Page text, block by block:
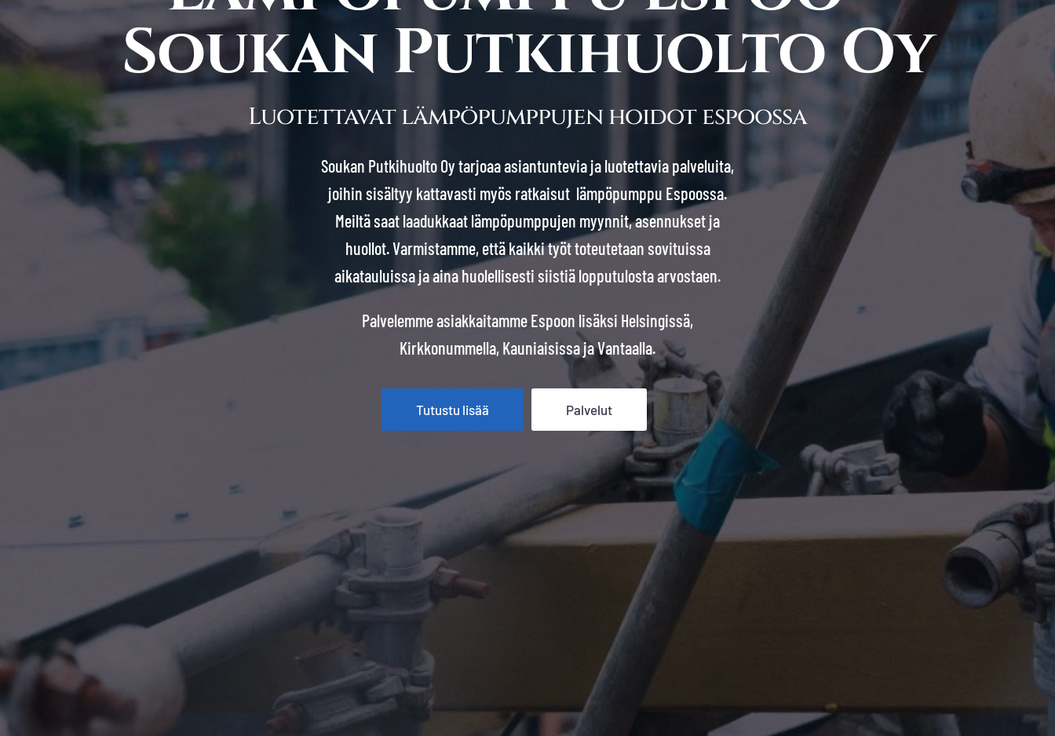
Soukan Putkihuolto Oy
Luotettavat lämpöpumppujen hoidot espoossa
Soukan Putkihuolto Oy tarjoaa asiantuntevia ja luotettavia palveluita,
joihin sisältyy kattavasti myös ratkaisut lämpöpumppu Espoossa.
Meiltä saat laadukkaat lämpöpumppujen myynnit, asennukset ja
huollot. Varmistamme, että kaikki työt toteutetaan sovituissa
aikatauluissa ja aina huolellisesti siistiä lopputulosta arvostaen.
Palvelemme asiakkaitamme Espoon lisäksi Helsingissä,
Kirkkonummella, Kauniaisissa ja Vantaalla.
Tutustu lisää Palvelut